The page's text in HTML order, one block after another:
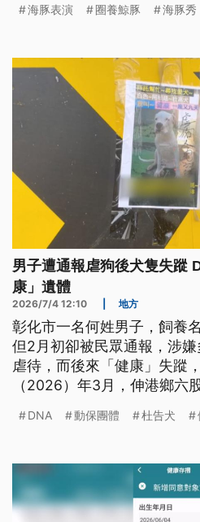
海豚表演 圈養鯨豚 海豚秀
男子遭通報虐狗後犬隻失蹤
康」遺體
2026/7/4 12:10 地方
彰化市一名何姓男子，飼養
但2月初卻被民眾通報，涉
虐待，而後來「健康」失蹤
（2026）年3月，伸港鄉六
飼主依違反《動保法》起訴
DNA 動保團體 杜告犬